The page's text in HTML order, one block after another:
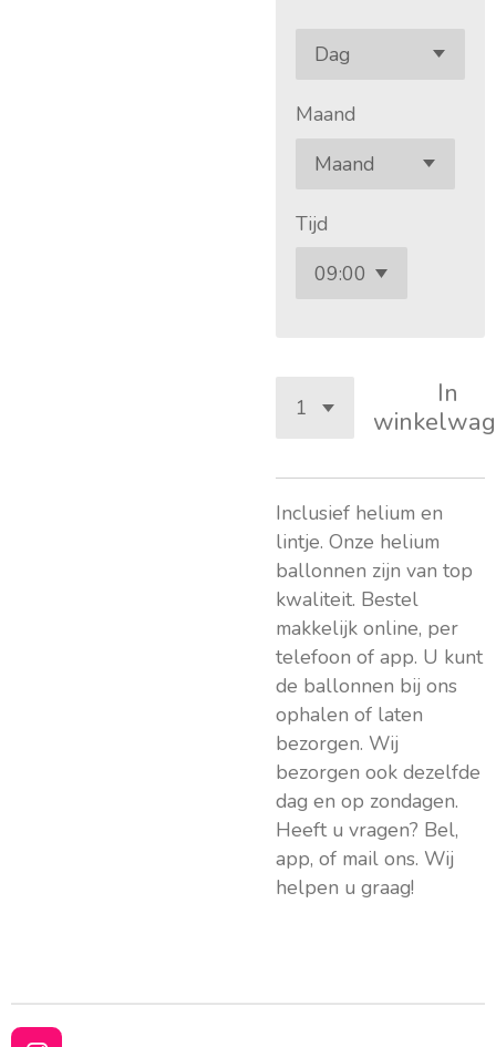
Maand
Tijd
In
Inclusief helium en
lintje. Onze helium
ballonnen zijn van top
kwaliteit. Bestel
makkelijk online, per
telefoon of app. U kunt
de ballonnen bij ons
ophalen of laten
bezorgen. Wij
bezorgen ook dezelfde
dag en op zondagen.
Heeft u vragen? Bel,
app, of mail ons. Wij
helpen u graag!